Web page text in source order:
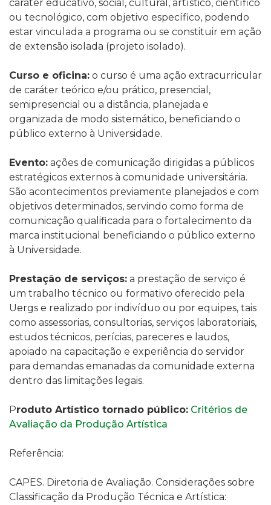
caráter educativo, social, cultural, artístico, científico
ou tecnológico, com objetivo específico, podendo
estar vinculada a programa ou se constituir em ação
de extensão isolada (projeto isolado).
Curso e oficina: o curso é uma ação extracurricular
de caráter teórico e/ou prático, presencial,
semipresencial ou a distância, planejada e
organizada de modo sistemático, beneficiando o
público externo à Universidade.
Evento: ações de comunicação dirigidas a públicos
estratégicos externos à comunidade universitária.
São acontecimentos previamente planejados e com
objetivos determinados, servindo como forma de
comunicação qualificada para o fortalecimento da
marca institucional beneficiando o público externo
à Universidade.
Prestação de serviços: a prestação de serviço é
um trabalho técnico ou formativo oferecido pela
Uergs e realizado por indivíduo ou por equipes, tais
como assessorias, consultorias, serviços laboratoriais,
estudos técnicos, perícias, pareceres e laudos,
apoiado na capacitação e experiência do servidor
para demandas emanadas da comunidade externa
dentro das limitações legais.
Produto Artístico tornado público: Critérios de
Avaliação da Produção Artística
Referência:
CAPES. Diretoria de Avaliação. Considerações sobre
Classificação da Produção Técnica e Artística: